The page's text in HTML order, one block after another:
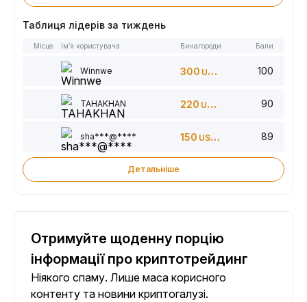
Таблиця лідерів за тиждень
Місце Ім’я користувача Винагороди Бали
Winnwe 300 USDT 100
TAHAKHAN 220 USDT 90
sha***@**** 150 USDT 89
Детальніше
Отримуйте щоденну порцію
інформації про криптотрейдинг
Ніякого спаму. Лише маса корисного
контенту та новини криптогалузі.